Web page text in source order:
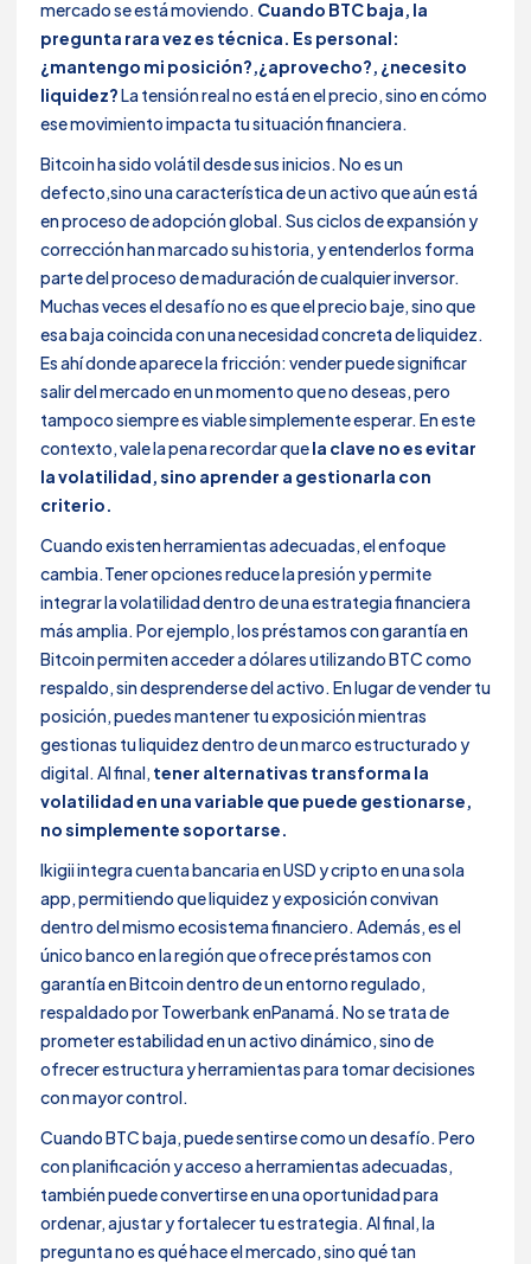
mercado se está moviendo. Cuando BTC baja, la
pregunta rara vez es técnica. Es personal:
¿mantengo mi posición?,¿aprovecho?, ¿necesito
liquidez?La tensión real no está en el precio, sino en cómo
ese movimiento impacta tu situación financiera.
Bitcoin ha sido volátil desde sus inicios. No es un
defecto,sino una característica de un activo que aún está
en proceso de adopción global. Sus ciclos de expansión y
corrección han marcado su historia, y entenderlos forma
parte del proceso de maduración de cualquier inversor.
Muchas veces el desafío no es que el precio baje, sino que
esa baja coincida con una necesidad concreta de liquidez.
Es ahí donde aparece la fricción: vender puede significar
salir del mercado en un momento que no deseas, pero
tampoco siempre es viable simplemente esperar. En este
contexto, vale la pena recordar quela clave no es evitar
la volatilidad, sino aprender a gestionarla con
criterio.
Cuando existen herramientas adecuadas, el enfoque
cambia.Tener opciones reduce la presión y permite
integrar la volatilidad dentro de una estrategia financiera
más amplia. Por ejemplo, los préstamos con garantía en
Bitcoin permiten acceder a dólares utilizando BTC como
respaldo, sin desprenderse del activo. En lugar de vender tu
posición, puedes mantener tu exposición mientras
gestionas tu liquidez dentro de un marco estructurado y
digital. Al final, tener alternativas transforma la
volatilidad en una variable que puede gestionarse,
no simplemente soportarse.
Ikigii integra cuenta bancaria en USD y cripto en una sola
app, permitiendo que liquidez y exposición convivan
dentro del mismo ecosistema financiero. Además, es el
único banco en la región que ofrece préstamos con
garantía en Bitcoin dentro de un entorno regulado,
respaldado por Towerbank enPanamá. No se trata de
prometer estabilidad en un activo dinámico, sino de
ofrecer estructura y herramientas para tomar decisiones
con mayor control.
Cuando BTC baja, puede sentirse como un desafío. Pero
con planificación y acceso a herramientas adecuadas,
también puede convertirse en una oportunidad para
ordenar, ajustar y fortalecer tu estrategia. Al final, la
pregunta no es qué hace el mercado, sino qué tan